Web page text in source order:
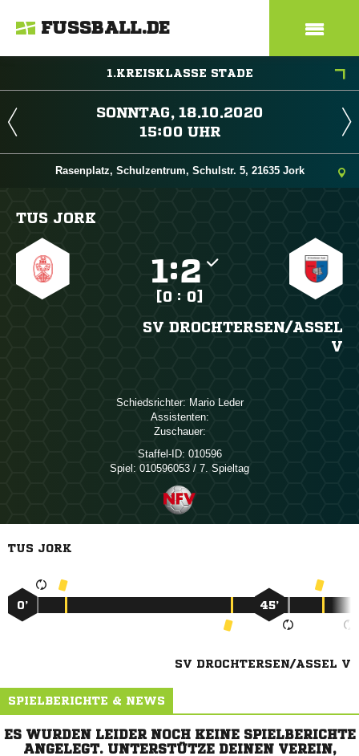
FUSSBALL.DE
1.KREISKLASSE STADE
 
 
Rasenplatz, Schulzentrum, Schulstr. 5, 21635 Jork
TUS JORK
:
[0 : 0]
SV DROCHTERSEN/​ASSEL
V
Schiedsrichter:  
Assistenten:
Zuschauer:
Staffel-ID: 010596
Spiel: 010596053 / 7. Spieltag
TUS JORK
0’ 45’
SV DROCHTERSEN/ASSEL V
SPIELBERICHTE & NEWS
ES WURDEN LEIDER NOCH KEINE SPIELBERICHTE
ANGELEGT. UNTERSTÜTZE DEINEN VEREIN,